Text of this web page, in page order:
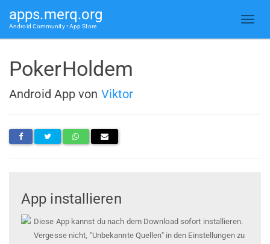
apps.merq.org
Android Community • App Store
PokerHoldem
Android App von Viktor
App installieren
Diese App kannst du nach dem Download sofort installieren.
Vergesse nicht, "Unbekannte Quellen" in den Einstellungen zu